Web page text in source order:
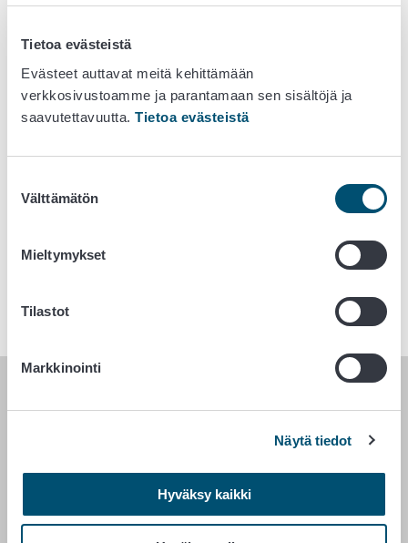
Tietoa evästeistä
Evästeet auttavat meitä kehittämään
verkkosivustoamme ja parantamaan sen sisältöjä ja
saavutettavuutta. Tietoa evästeistä
valinta
Välttämätön
Mieltymykset
Tilastot
Markkinointi
Näytä tiedot
Hyväksy kaikki
Lisäaineryhmä
Elintarvikevärit
Väri Punainen
juomiin, jälkiruokiin, jäätelöön, makeisiin ja kahvileipiin.
Enimmäismäärärajoituksia.
4 mg/kg/vrk
Kuuluu atsoväreihin
RUOKAVIRASTO
00027 RUOKAVIRASTO
Yhteystiedot